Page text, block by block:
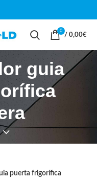
0
/ 0,00€
guia
puerta frigorífica